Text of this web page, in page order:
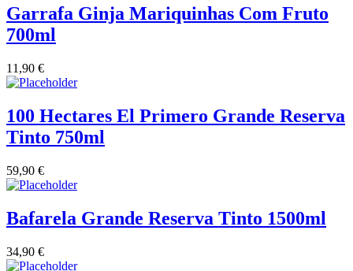
Garrafa Ginja Mariquinhas Com Fruto
700ml
11,90 €
100 Hectares El Primero Grande Reserva
Tinto 750ml
59,90 €
Bafarela Grande Reserva Tinto 1500ml
34,90 €